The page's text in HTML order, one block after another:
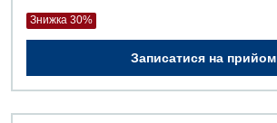
Відділення кардіосудинної патології
Відділення невідкладних станів
Гастроентерологія
Знижка 30%
Записатися на прийом